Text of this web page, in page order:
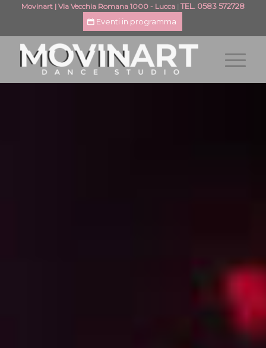
Movinart | Via Vecchia Romana 1000 - Lucca TEL. 0583 572728
Eventi in programma